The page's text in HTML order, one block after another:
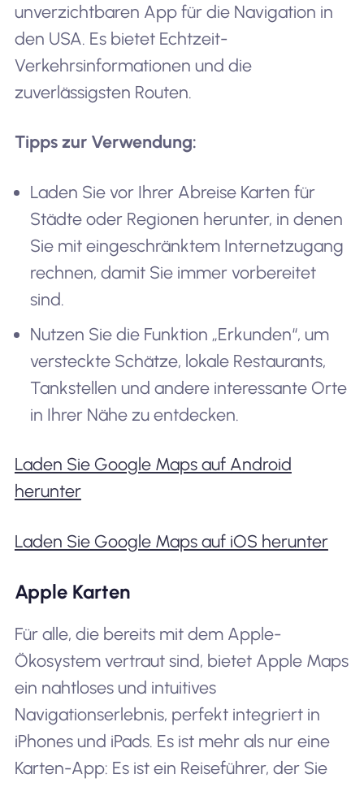
unverzichtbaren App für die Navigation in
den USA. Es bietet Echtzeit-
Verkehrsinformationen und die
zuverlässigsten Routen.
Tipps zur Verwendung:
Laden Sie vor Ihrer Abreise Karten für
Städte oder Regionen herunter, in denen
Sie mit eingeschränktem Internetzugang
rechnen, damit Sie immer vorbereitet
sind.
Nutzen Sie die Funktion „Erkunden“, um
versteckte Schätze, lokale Restaurants,
Tankstellen und andere interessante Orte
in Ihrer Nähe zu entdecken.
Laden Sie Google Maps auf Android
herunter
Laden Sie Google Maps auf iOS herunter
Apple Karten
Für alle, die bereits mit dem Apple-
Ökosystem vertraut sind, bietet Apple Maps
ein nahtloses und intuitives
Navigationserlebnis, perfekt integriert in
iPhones und iPads. Es ist mehr als nur eine
Karten-App: Es ist ein Reiseführer, der Sie